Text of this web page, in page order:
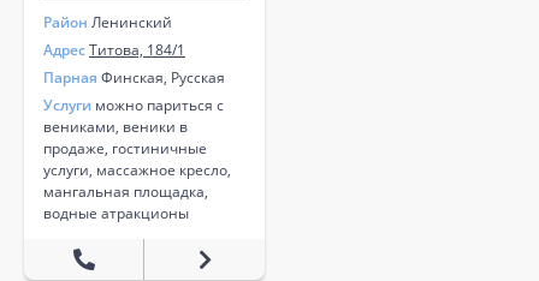
Район Ленинский
АдресТитова, 184/1
Парная Финская, Русская
Услуги можно париться с
вениками, веники в
продаже, гостиничные
услуги, массажное кресло,
мангальная площадка,
водные атракционы